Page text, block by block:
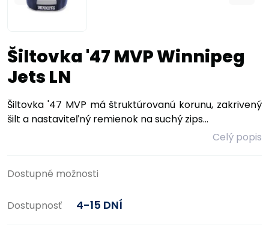
Šiltovka '47 MVP Winnipeg
Jets LN
Šiltovka '47 MVP má štruktúrovanú korunu, zakrivený
šilt a nastaviteľný remienok na suchý zips...
Celý popis
Dostupné možnosti
Dostupnosť 4-15 DNÍ